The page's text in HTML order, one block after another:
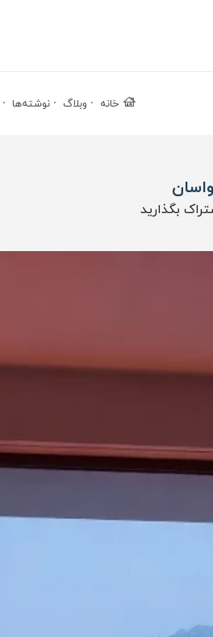
خانه وبلاگ نوشته‌ها
بگذارید